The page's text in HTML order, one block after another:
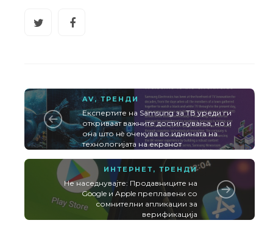
AV, ТРЕНДИ
Експертите на Samsung за ТВ уреди ги
откриваат важните достигнувања, но и
она што нè очекува во иднината на
технологијата на екранот
ИНТЕРНЕТ, ТРЕНДИ
Не наседнувајте: Продавниците на
Google и Apple преплавени со
сомнителни апликации за
верификација